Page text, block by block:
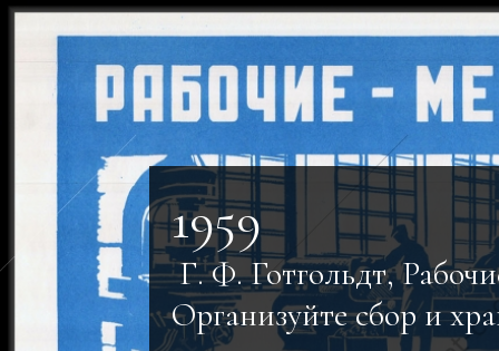
1959
Г. Ф. Готгольдт,
Организуйте сбор и